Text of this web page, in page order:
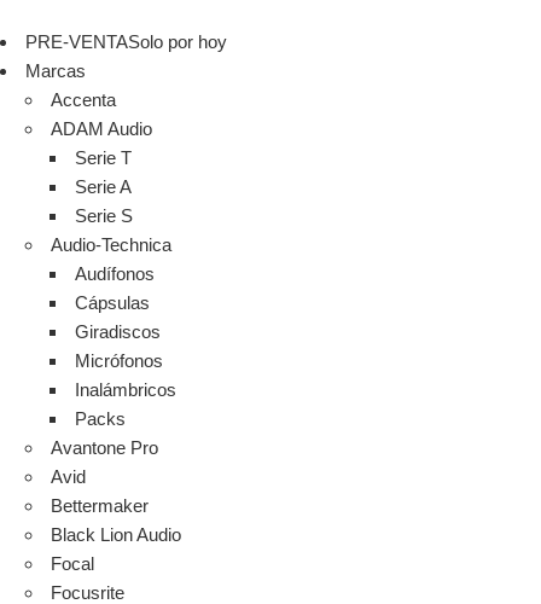
PRE-VENTASolo por hoy
Marcas
Accenta
ADAM Audio
Serie T
Serie A
Serie S
Audio-Technica
Audífonos
Cápsulas
Giradiscos
Micrófonos
Inalámbricos
Packs
Avantone Pro
Avid
Bettermaker
Black Lion Audio
Focal
Focusrite